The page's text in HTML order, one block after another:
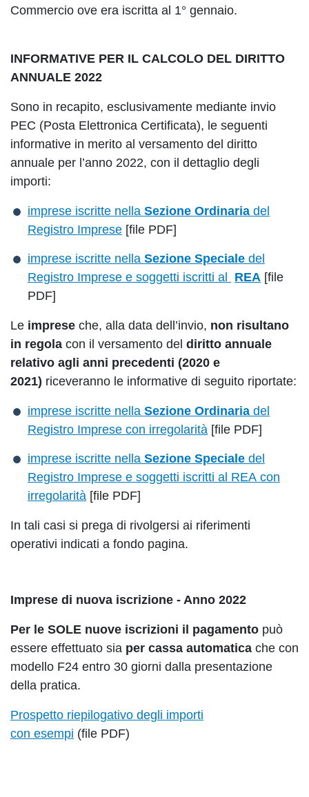
Commercio ove era iscritta al 1° gennaio.
INFORMATIVE PER IL CALCOLO DEL DIRITTO
ANNUALE 2022
Sono in recapito, esclusivamente mediante invio
PEC (Posta Elettronica Certificata), le seguenti
informative in merito al versamento del diritto
annuale per l’anno 2022, con il dettaglio degli
importi:
imprese iscritte nella Sezione Ordinaria del
Registro Imprese [file PDF]
imprese iscritte nella Sezione Speciale del
Registro Imprese e soggetti iscritti al
REA [file
PDF]
Le imprese che, alla data dell’invio, non risultano
in regola con il versamento del diritto annuale
relativo agli anni precedenti (2020 e
2021) riceveranno le informative di seguito riportate:
imprese iscritte nella Sezione Ordinaria del
Registro Imprese con irregolarità [file PDF]
imprese iscritte nella Sezione Speciale del
Registro Imprese e soggetti iscritti al REA con
irregolarità [file PDF]
In tali casi si prega di rivolgersi ai riferimenti
operativi indicati a fondo pagina.
Imprese di nuova iscrizione - Anno 2022
Per le SOLE nuove iscrizioni il pagamento può
essere effettuato sia per cassa automatica che con
modello F24 entro 30 giorni dalla presentazione
della pratica.
Prospetto riepilogativo degli importi
con esempi (file PDF)